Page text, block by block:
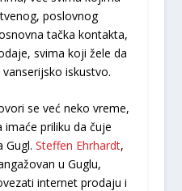
poslovnog
tačka kontakta,
svima koji žele da
iskustvo.
se već neko vreme,
priliku da čuje
Gugl. Steffen Ehrhardt,
u Guglu,
internet prodaju i